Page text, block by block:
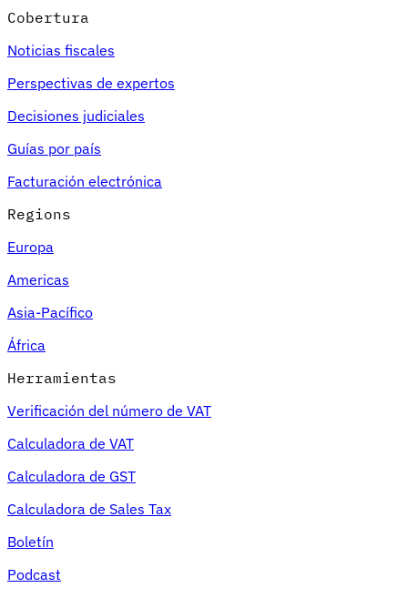
Cobertura
Noticias fiscales
Perspectivas de expertos
Decisiones judiciales
Guías por país
Facturación electrónica
Regions
Europa
Americas
Asia-Pacífico
África
Herramientas
Verificación del número de VAT
Calculadora de VAT
Calculadora de GST
Calculadora de Sales Tax
Boletín
Podcast